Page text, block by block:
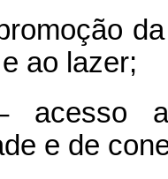
ao lazer;
acesso a
e de